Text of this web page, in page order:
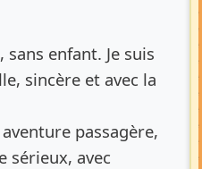
enfant. Je suis
sincère et avec la
passagère,
sérieux, avec